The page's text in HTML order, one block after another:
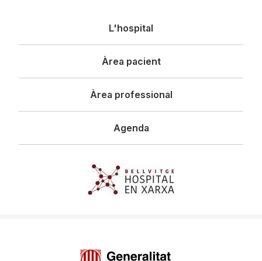
principal
L'hospital
Àrea pacient
Àrea professional
Agenda